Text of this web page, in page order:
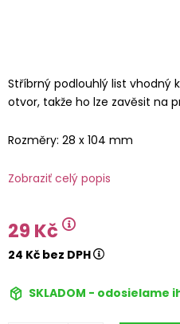
Stříbrný podlouhlý list vhodný
otvor, takže ho lze zavěsit na
Rozměry: 28 x 104 mm
Zobraziť celý popis
29 Kč
24 Kč bez DPH
SKLADOM - odosielame